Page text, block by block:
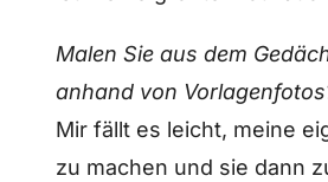
Malen Sie aus dem
anhand von
Mir fällt es leicht, meine
zu machen und sie dann